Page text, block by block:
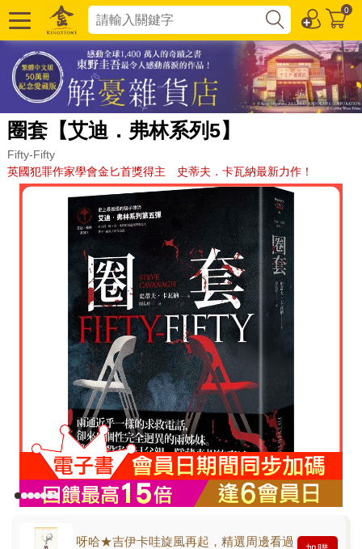
0
圈套【艾迪．弗林系列5】
Fifty-Fifty
英國犯罪作家學會金匕首獎得主 史蒂夫．卡瓦納最新力作！
呀哈★吉伊卡哇旋風再起，精選周邊看過